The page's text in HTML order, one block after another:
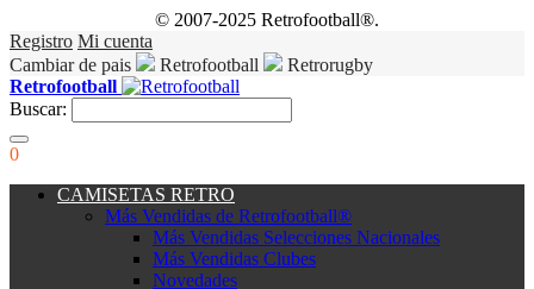
© 2007-2025 Retrofootball®.
Registro Mi cuenta
Cambiar de pais
Retrofootball
Retrorugby
Retrofootball
Buscar:
0
CAMISETAS RETRO
Más Vendidas de Retrofootball®
Más Vendidas Selecciones Nacionales
Más Vendidas Clubes
Novedades